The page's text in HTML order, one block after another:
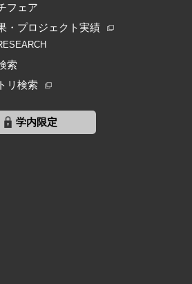
フェア
・プロジェクト実績
索
リ検索
学内限定